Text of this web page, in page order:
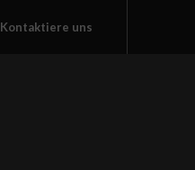
Kontaktiere uns